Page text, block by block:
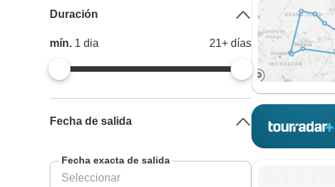
Duración
mín. 1dia 21+ días
Fecha de salida
Fecha exacta de salida